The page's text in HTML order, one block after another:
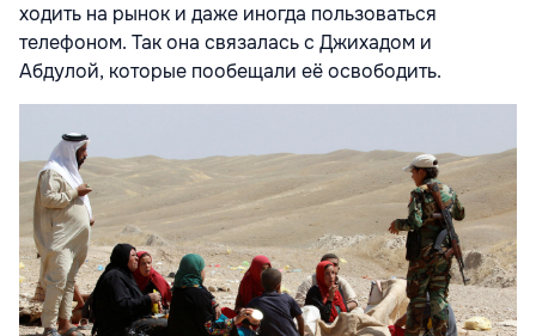
ходить на рынок и даже иногда пользоваться
телефоном. Так она связалась с Джихадом и
Абдулой, которые пообещали её освободить.